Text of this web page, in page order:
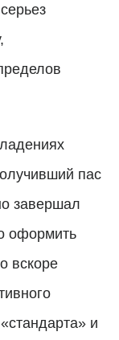
пас
завершал
оформить
вскоре
и